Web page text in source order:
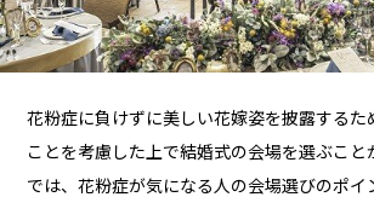
花粉症に負けずに美しい花嫁姿を披露するた
ことを考慮した上で結婚式の会場を選ぶこと
では、花粉症が気になる人の会場選びのポイ